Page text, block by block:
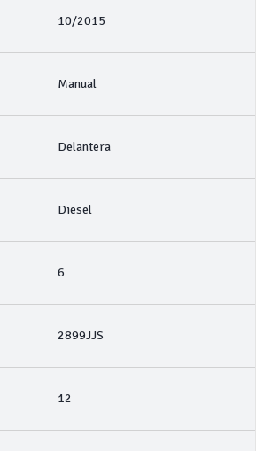
10/2015
Manual
Delantera
Diesel
6
2899JJS
12